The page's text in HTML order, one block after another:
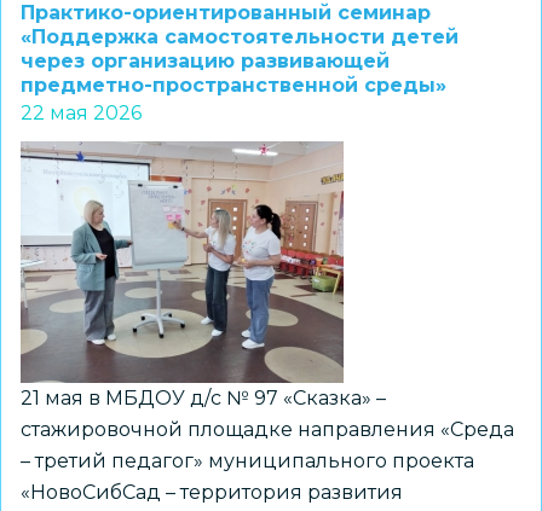
образования
обсудили
вопросы
среды
для
успешной
социализации
детей
мигрантов
Практико-ориентированный семинар
«Поддержка самостоятельности детей
через организацию развивающей
предметно-пространственной среды»
22 мая 2026
21 мая в МБДОУ д/с № 97 «Сказка» –
стажировочной площадке направления «Среда
– третий педагог» муниципального проекта
«НовоСибСад – территория развития